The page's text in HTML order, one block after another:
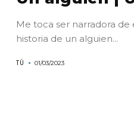
Me toca ser narradora
historia de un alguien...
TÚ 01/03/2023